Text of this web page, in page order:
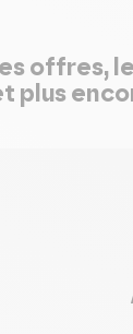
offres,
plus